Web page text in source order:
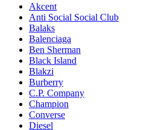
Akcent
Anti Social Social Club
Balaks
Balenciaga
Ben Sherman
Black Island
Blakzi
Burberry
C.P. Company
Champion
Converse
Diesel